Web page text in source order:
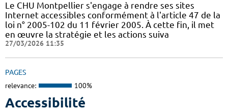
Le CHU Montpellier s'engage à rendre ses sites
Internet accessibles conformément à l'article 47 de la
loi n° 2005-102 du 11 février 2005. À cette fin, il met
en œuvre la stratégie et les actions suiva
27/03/2026 11:35
PAGES
relevance: 100%
Accessibilité